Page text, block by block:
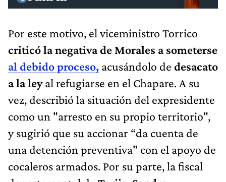
Por este motivo, el viceministro Torrico
criticó la negativa de Morales a someterse
al debido proceso, acusándolo de desacato
a la leyal refugiarse en el Chapare. A su
vez, describió la situación del expresidente
como un "arresto en su propio territorio",
y sugirió que su accionar “da cuenta de
una detención preventiva" con el apoyo de
cocaleros armados. Por su parte, la fiscal